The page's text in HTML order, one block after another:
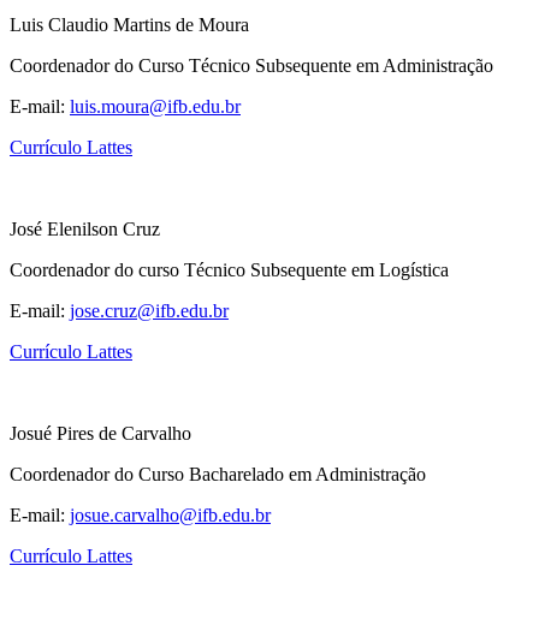
Luis Claudio Martins de Moura
Coordenador do Curso Técnico Subsequente em Administração
E-mail: luis.moura@ifb.edu.br
Currículo Lattes
José Elenilson Cruz
Coordenador do curso Técnico Subsequente em Logística
E-mail: jose.cruz@ifb.edu.br
Currículo Lattes
Josué Pires de Carvalho
Coordenador do Curso Bacharelado em Administração
E-mail: josue.carvalho@ifb.edu.br
Currículo Lattes